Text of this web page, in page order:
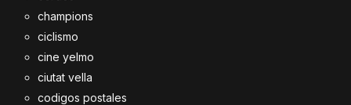
champions
ciclismo
cine yelmo
ciutat vella
codigos postales